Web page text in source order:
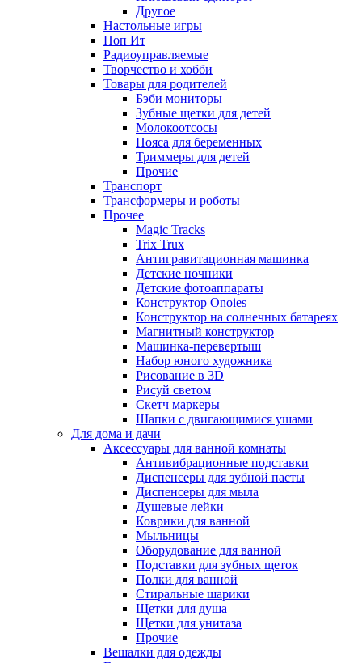
Другое
Настольные игры
Поп Ит
Радиоуправляемые
Творчество и хобби
Товары для родителей
Бэби мониторы
Зубные щетки для детей
Молокоотсосы
Пояса для беременных
Триммеры для детей
Прочие
Транспорт
Трансформеры и роботы
Прочее
Magic Tracks
Trix Trux
Антигравитационная машинка
Детские ночники
Детские фотоаппараты
Конструктор Onoies
Конструктор на солнечных батареях
Магнитный конструктор
Машинка-перевертыш
Набор юного художника
Рисование в 3D
Рисуй светом
Скетч маркеры
Шапки с двигающимися ушами
Для дома и дачи
Аксессуары для ванной комнаты
Антивибрационные подставки
Диспенсеры для зубной пасты
Диспенсеры для мыла
Душевые лейки
Коврики для ванной
Мыльницы
Оборудование для ванной
Подставки для зубных щеток
Полки для ванной
Стиральные шарики
Щетки для душа
Щетки для унитаза
Прочие
Вешалки для одежды